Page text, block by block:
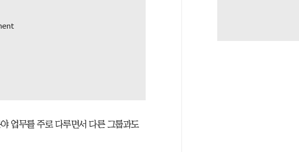
업무를 주로 다루면서 다른 그룹과도